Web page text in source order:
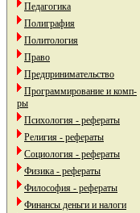
Педагогика
Полиграфия
Политология
Право
Предпринимательство
Программирование и комп-
ры
Психология - рефераты
Религия - рефераты
Социология - рефераты
Физика - рефераты
Философия - рефераты
Финансы деньги и налоги